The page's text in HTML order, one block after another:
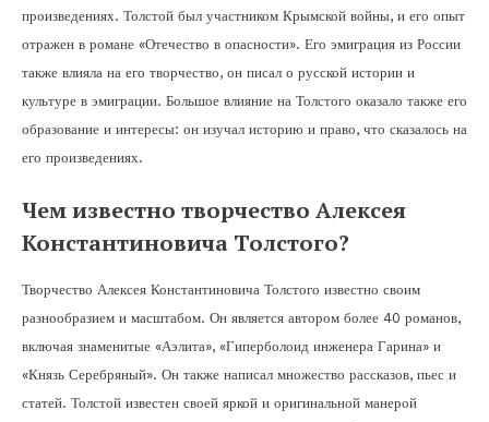
произведениях. Толстой был участником Крымской войны, и его опыт
отражен в романе «Отечество в опасности». Его эмиграция из России
также влияла на его творчество, он писал о русской истории и
культуре в эмиграции. Большое влияние на Толстого оказало также его
образование и интересы: он изучал историю и право, что сказалось на
его произведениях.
Чем известно творчество Алексея
Константиновича Толстого?
Творчество Алексея Константиновича Толстого известно своим
разнообразием и масштабом. Он является автором более 40 романов,
включая знаменитые «Аэлита», «Гиперболоид инженера Гарина» и
«Князь Серебряный». Он также написал множество рассказов, пьес и
статей. Толстой известен своей яркой и оригинальной манерой